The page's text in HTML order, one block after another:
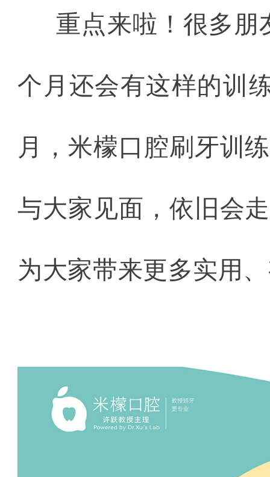
重点来啦！很多朋
个月还会有这样的训
月，米檬口腔刷牙训
与大家见面，依旧会
为大家带来更多实用